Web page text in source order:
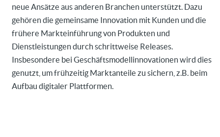
neue Ansätze aus anderen Branchen unterstützt. Dazu
gehören die gemeinsame Innovation mit Kunden und die
frühere Markteinführung von Produkten und
Dienstleistungen durch schrittweise Releases.
Insbesondere bei Geschäftsmodellinnovationen wird dies
genutzt, um frühzeitig Marktanteile zu sichern, z.B. beim
Aufbau digitaler Plattformen.